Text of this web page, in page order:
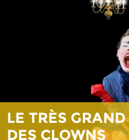
LE TRÈS
DES CLOWNS